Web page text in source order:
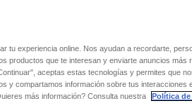
tu experiencia online. Nos ayudan a recordarte,
productos que te interesan y enviarte anuncios más
aceptas estas tecnologías y permites que
y compartamos información sobre tus interacciones
más información? Consulta nuestra
Política de